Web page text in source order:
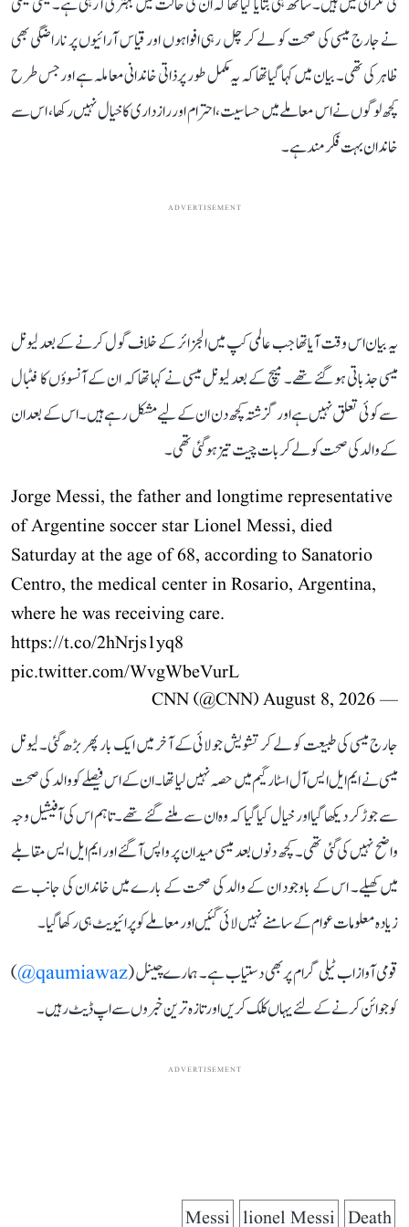
نے جارج میسی کی صحت کو لے کر چل رہی افواہوں اور قیاس آرائیوں پر ناراضگی بھی
ظاہر کی تھی۔ بیان میں کہا گیا تھا کہ یہ مکمل طور پر ذاتی خاندانی معاملہ ہے اور جس طرح
کچھ لوگوں نے اس معاملے میں حساسیت، احترام اور رازداری کا خیال نہیں رکھا، اس سے
خاندان بہت فکرمند ہے۔
ADVERTISEMENT
یہ بیان اس وقت آیا تھا جب عالمی کپ میں الجزائر کے خلاف گول کرنے کے بعد لیونل
میسی جذباتی ہو گئے تھے۔ میچ کے بعد لیونل میسی نے کہا تھا کہ ان کے آنسوؤں کا فٹبال
سے کوئی تعلق نہیں ہے اور گزشتہ کچھ دن ان کے لیے مشکل رہے ہیں۔ اس کے بعد ان
کے والد کی صحت کو لے کر بات چیت تیز ہو گئی تھی۔
Jorge Messi, the father and longtime representative
of Argentine soccer star Lionel Messi, died
Saturday at the age of 68, according to Sanatorio
Centro, the medical center in Rosario, Argentina,
where he was receiving care.
https://t.co/2hNrjs1yq8
pic.twitter.com/WvgWbeVurL
— CNN (@CNN)
August 8, 2026
جارج میسی کی طبیعت کو لے کر تشویش جولائی کے آخر میں ایک بار پھر بڑھ گئی۔ لیونل
میسی نے ایم ایل ایس آل اسٹار گیم میں حصہ نہیں لیا تھا۔ ان کے اس فیصلے کو والد کی صحت
سے جوڑ کر دیکھا گیا اور خیال کیا گیا کہ وہ ان سے ملنے گئے تھے۔ تاہم اس کی آفیشیل وجہ
واضح نہیں کی گئی تھی۔ کچھ دنوں بعد میسی میدان پر واپس آ گئے اور ایم ایل ایس مقابلے
میں کھیلے۔ اس کے باوجود ان کے والد کی صحت کے بارے میں خاندان کی جانب سے
زیادہ معلومات عوام کے سامنے نہیں لائی گئیں اور معاملے کو پرائیویٹ ہی رکھا گیا۔
قومی آواز اب ٹیلی گرام پر بھی دستیاب ہے۔ ہمارے چینل (qaumiawaz@
)
کو جوائن کرنے کے لئے یہاں کلک کریں اور تازہ ترین خبروں سے اپ ڈیٹ رہیں۔
ADVERTISEMENT
Death
lionel Messi
Messi